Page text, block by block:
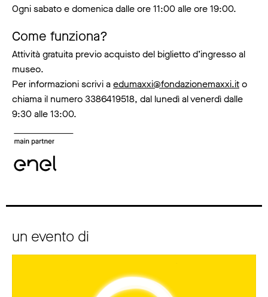
Ogni sabato e domenica dalle ore 11:00 alle ore 19:00.
Come funziona?
Attività gratuita previo acquisto del biglietto d’ingresso al
museo.
Per informazioni scrivi aedumaxxi@fondazionemaxxi.ito
chiama il numero 3386419518, dal lunedì al venerdì dalle
9:30 alle 13:00.
un evento di